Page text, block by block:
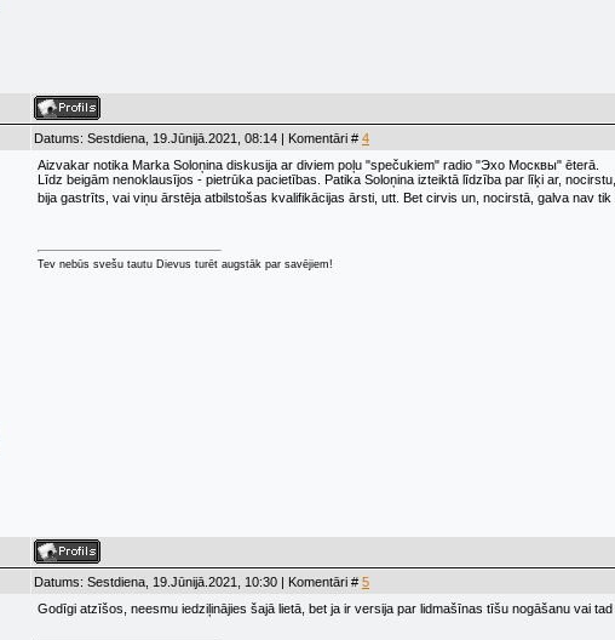
Datums: Sestdiena, 19.Jūnijā.2021, 08:14 | Komentāri # 4
Aizvakar notika Marka Soloņina diskusija ar diviem poļu "spečukiem" radio "Эхо Москвы" ēterā.
Līdz beigām nenoklausījos - pietrūka pacietības. Patika Soloņina izteiktā līdzība par līķi ar,
bija gastrīts, vai viņu ārstēja atbilstošas kvalifikācijas ārsti, utt. Bet cirvis un, nocirstā, galva nav tik
Tev nebūs svešu tautu Dievus turēt augstāk par savējiem!
Datums: Sestdiena, 19.Jūnijā.2021, 10:30 | Komentāri # 5
Godīgi atzīšos, neesmu iedziļinājies šajā lietā, bet ja ir versija par lidmašīnas tīšu nogāšanu vai